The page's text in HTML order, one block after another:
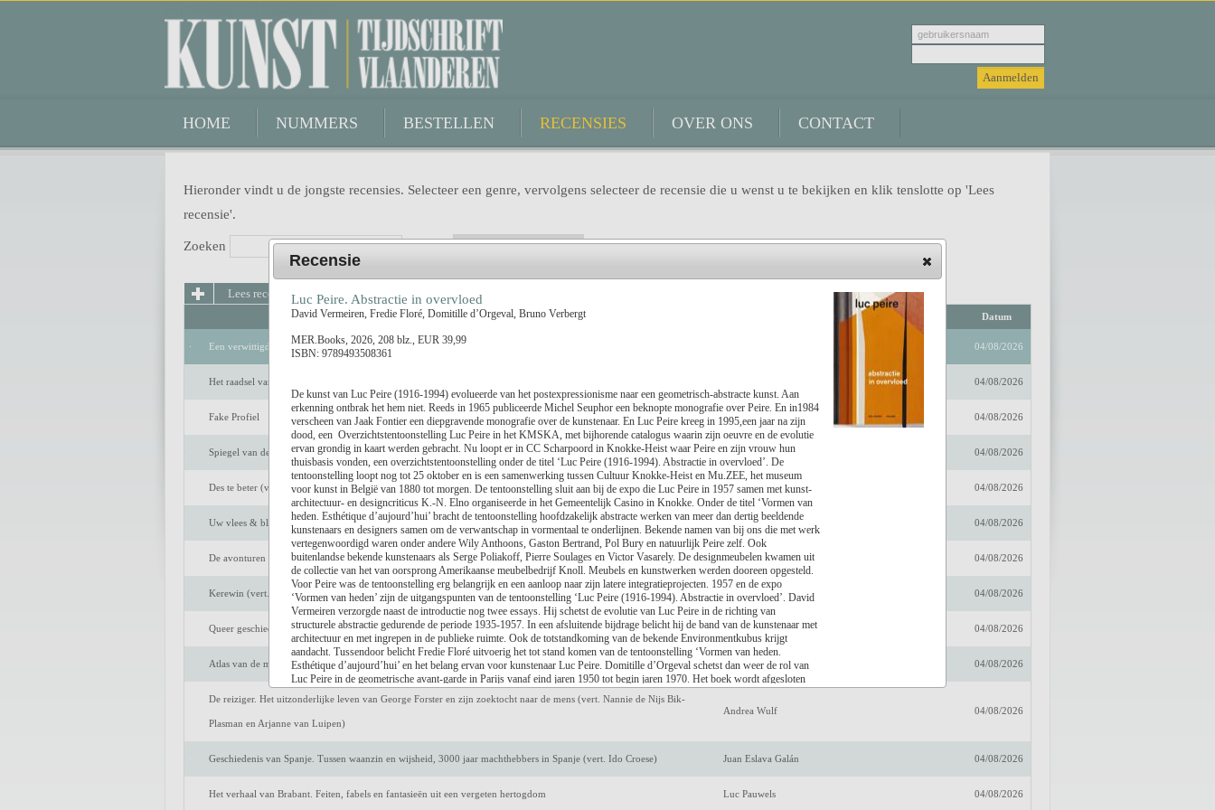
HOME NUMMERS BESTELLEN RECENSIES OVER ONS CONTACT
Hieronder vindt u de jongste recensies. Selecteer een genre, vervolgens selecteer de recensie die u wenst u te bekijken en klik tenslotte op 'Lees
recensie'.
Zoeken Genre
Lees recensie
Titel Auteur Datum
Een verwittigd man is niets waard 04/08/2026
Het raadsel van de anderen 04/08/2026
Fake Profiel Luc de Keersmaecker 04/08/2026
Spiegel van de ziel Antoon van den Braembussche 04/08/2026
Des te beter (vert. Marijke Arijs) Amélie Nothomb 04/08/2026
Uw vlees & bloed Jeroen Olyslaegers 04/08/2026
De avonturen van Tom Sawyer (vert. Peter Bergsma) Mark Twain 04/08/2026
Kerewin (vert. Anneke Bok) Keri Hulme 04/08/2026
Queer geschiedenis van Nederland. De strijd om een eigen verleden Marijke Huisman 04/08/2026
Atlas van de middeleeuwse stad. Markten en havens in de Lage Landen Marcel IJsselstijn 04/08/2026
De reiziger. Het uitzonderlijke leven van George Forster en zijn zoektocht naar de mens (vert. Nannie de Nijs Bik-
Plasman en Arjanne van Luipen)
Andrea Wulf 04/08/2026
Geschiedenis van Spanje. Tussen waanzin en wijsheid, 3000 jaar machthebbers in Spanje (vert. Ido Croese) Juan Eslava Galán 04/08/2026
Het verhaal van Brabant. Feiten, fabels en fantasieën uit een vergeten hertogdom Luc Pauwels 04/08/2026
Recensie
Luc Peire. Abstractie in overvloed
David Vermeiren, Fredie Floré, Domitille d’Orgeval, Bruno Verbergt
MER.Books, 2026, 208 blz., EUR 39,99
ISBN: 9789493508361
De kunst van Luc Peire (1916-1994) evolueerde van het postexpressionisme naar een geometrisch-abstracte kunst. Aan
erkenning ontbrak het hem niet. Reeds in 1965 publiceerde Michel Seuphor een beknopte monografie over Peire. En in1984
verscheen van Jaak Fontier een diepgravende monografie over de kunstenaar. En Luc Peire kreeg in 1995,een jaar na zijn
dood, een Overzichtstentoonstelling Luc Peire in het KMSKA, met bijhorende catalogus waarin zijn oeuvre en de evolutie
ervan grondig in kaart werden gebracht. Nu loopt er in CC Scharpoord in Knokke-Heist waar Peire en zijn vrouw hun
thuisbasis vonden, een overzichtstentoonstelling onder de titel ‘Luc Peire (1916-1994). Abstractie in overvloed’. De
tentoonstelling loopt nog tot 25 oktober en is een samenwerking tussen Cultuur Knokke-Heist en Mu.ZEE, het museum
voor kunst in België van 1880 tot morgen. De tentoonstelling sluit aan bij de expo die Luc Peire in 1957 samen met kunst-
architectuur- en designcriticus K.-N. Elno organiseerde in het Gemeentelijk Casino in Knokke. Onder de titel ‘Vormen van
heden. Esthétique d’aujourd’hui’ bracht de tentoonstelling hoofdzakelijk abstracte werken van meer dan dertig beeldende
kunstenaars en designers samen om de verwantschap in vormentaal te onderlijnen. Bekende namen van bij ons die met werk
vertegenwoordigd waren onder andere Wily Anthoons, Gaston Bertrand, Pol Bury en natuurlijk Peire zelf. Ook
buitenlandse bekende kunstenaars als Serge Poliakoff, Pierre Soulages en Victor Vasarely. De designmeubelen kwamen uit
de collectie van het van oorsprong Amerikaanse meubelbedrijf Knoll. Meubels en kunstwerken werden dooreen opgesteld.
Voor Peire was de tentoonstelling erg belangrijk en een aanloop naar zijn latere integratieprojecten. 1957 en de expo
‘Vormen van heden’ zijn de uitgangspunten van de tentoonstelling ‘Luc Peire (1916-1994). Abstractie in overvloed’. David
Vermeiren verzorgde naast de introductie nog twee essays. Hij schetst de evolutie van Luc Peire in de richting van
structurele abstractie gedurende de periode 1935-1957. In een afsluitende bijdrage belicht hij de band van de kunstenaar met
architectuur en met ingrepen in de publieke ruimte. Ook de totstandkoming van de bekende Environmentkubus krijgt
aandacht. Tussendoor belicht Fredie Floré uitvoerig het tot stand komen van de tentoonstelling ‘Vormen van heden.
Esthétique d’aujourd’hui’ en het belang ervan voor kunstenaar Luc Peire. Domitille d’Orgeval schetst dan weer de rol van
Luc Peire in de geometrische avant-garde in Parijs vanaf eind jaren 1950 tot begin jaren 1970. Het boek wordt afgesloten
met een lijst van de 71 tentoongestelde werken en een selectie bibliografie. “Luc Peire. Abstractie in overvloed” biedt door
gekozen invalshoek een vernieuwende bijdrage tot het begrip van het werk van deze belangrijke abstracte kunstenaar. De
sobere vormgeving past uitstekend bij de uitgepuurde stijl van Luc Peire.